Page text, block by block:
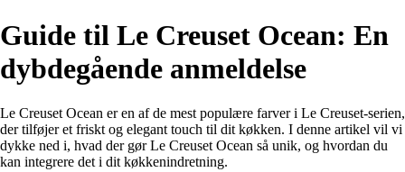
Guide til Le Creuset Ocean: En
dybdegående anmeldelse
Le Creuset Ocean er en af de mest populære farver i Le Creuset-serien,
der tilføjer et friskt og elegant touch til dit køkken. I denne artikel vil vi
dykke ned i, hvad der gør Le Creuset Ocean så unik, og hvordan du
kan integrere det i dit køkkenindretning.